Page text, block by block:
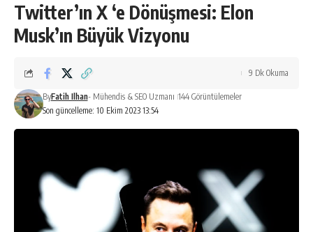
Twitter’ın X ‘e Dönüşmesi: Elon
Musk’ın Büyük Vizyonu
Son güncelleme: 10 Ekim 2023 13:54
ByFatih Ilhan- Mühendis & SEO Uzmanı 144 Görüntülemeler
9 Dk Okuma